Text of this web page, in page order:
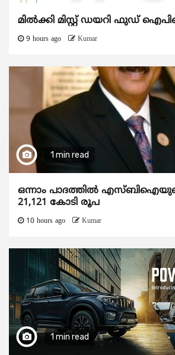
മിൽക്കി മിസ്റ്റ് ഡയറി ഫുഡ്
9 hours ago Kumar
1 min read
ഒന്നാം പാദത്തിൽ
21,121 കോടി രൂപ
10 hours ago Kumar
1 min read